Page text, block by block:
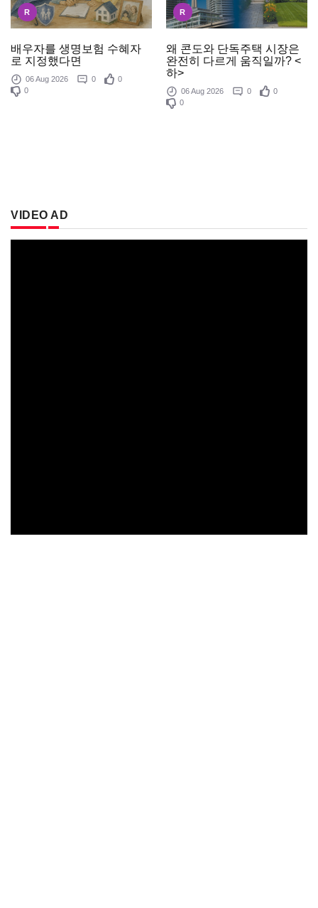
R
배우자를 생명보험 수혜자
로 지정했다면
06 Aug 2026 0
0
0
R
왜 콘도와 단독주택 시장은
완전히 다르게 움직일까? <
하>
06 Aug 2026 0
0
0
VIDEO AD